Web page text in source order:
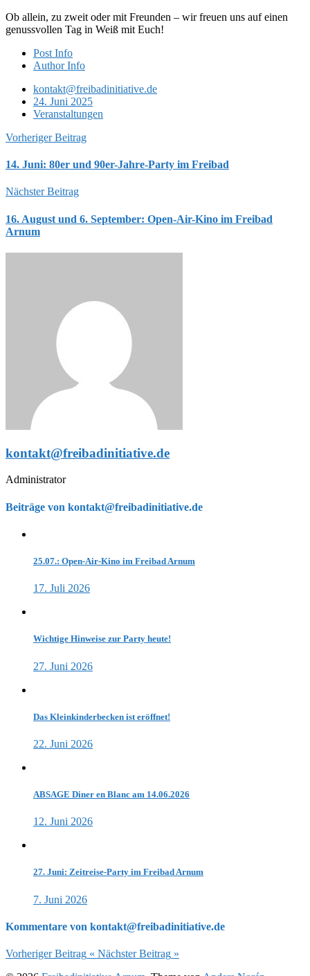
Ob allein, zu zweit oder mit Freunden – wir freuen uns auf einen
genussvollen Tag in Weiß mit Euch!
Post Info
Author Info
kontakt@freibadinitiative.de
24. Juni 2025
Veranstaltungen
Vorheriger Beitrag
14. Juni: 80er und 90er-Jahre-Party im Freibad
Nächster Beitrag
16. August und 6. September: Open-Air-Kino im Freibad
Arnum
kontakt@freibadinitiative.de
Administrator
Beiträge von kontakt@freibadinitiative.de
25.07.: Open-Air-Kino im Freibad Arnum
17. Juli 2026
Wichtige Hinweise zur Party heute!
27. Juni 2026
Das Kleinkinderbecken ist eröffnet!
22. Juni 2026
ABSAGE Diner en Blanc am 14.06.2026
12. Juni 2026
27. Juni: Zeitreise-Party im Freibad Arnum
7. Juni 2026
Kommentare von kontakt@freibadinitiative.de
Vorheriger Beitrag « Nächster Beitrag »